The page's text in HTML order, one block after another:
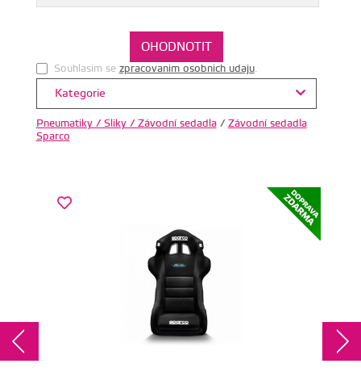
Souhlasim se zpracovanim osobnich udaju.
Kategorie
Pneumatiky / Sliky / Závodní sedadla/ Závodní sedadla
Sparco